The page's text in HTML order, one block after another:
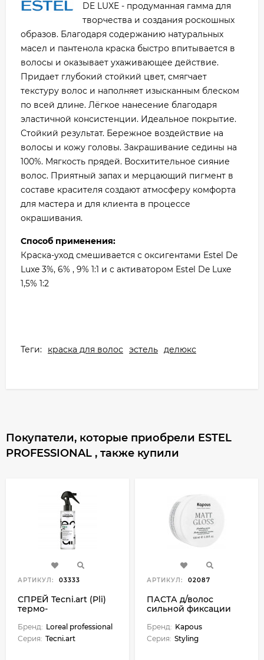
DE LUXE - продуманная гамма для
творчества и создания роскошных
образов. Благодаря содержанию натуральных
масел и пантенола краска быстро впитывается в
волосы и оказывает ухаживающее действие.
Придает глубокий стойкий цвет, смягчает
текстуру волос и наполняет изысканным блеском
по всей длине. Лёгкое нанесение благодаря
эластичной консистенции. Идеальное покрытие.
Стойкий результат. Бережное воздействие на
волосы и кожу головы. Закрашивание седины на
100%. Мягкость прядей. Восхитительное сияние
волос. Приятный запах и мерцающий пигмент в
составе красителя создают атмосферу комфорта
для мастера и для клиента в процессе
окрашивания.
Способ применения:
Краска-уход смешивается с оксигентами Estel De
Luxe 3%, 6% , 9% 1:1 и с активатором Estel De Luxe
1,5% 1:2
Теги: краска для волос эстель делюкс
Покупатели, которые приобрели ESTEL
PROFESSIONAL , также купили
АРТИКУЛ: 03333
СПРЕЙ Tecni.art (Pli)
термо-
объема - 190 мл М
Бренд: Loreal professional
Серия: Tecni.art
АРТИКУЛ: 02087
ПАСТА д/волос
сильной фиксации
Бренд: Kapous
Серия: Styling